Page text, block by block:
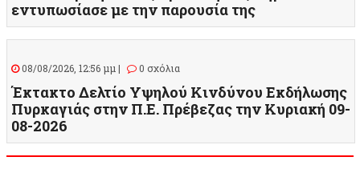
εντυπωσίασε με την παρουσία της
08/08/2026, 12:56 μμ | 0 σχόλια
Έκτακτο Δελτίο Υψηλού Κινδύνου Εκδήλωσης
Πυρκαγιάς στην Π.Ε. Πρέβεζας την Κυριακή 09-
08-2026